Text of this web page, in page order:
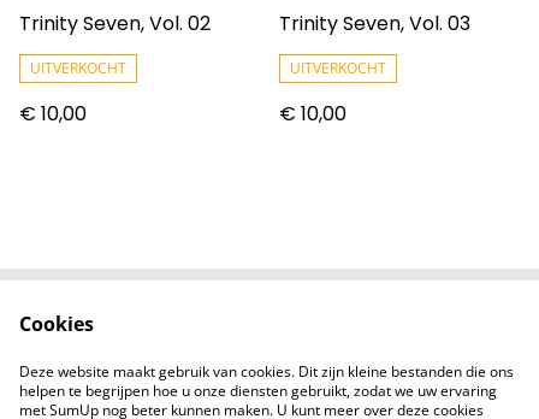
Trinity Seven, Vol. 02
UITVERKOCHT
€ 10,00
Trinity Seven, Vol. 03
UITVERKOCHT
€ 10,00
Privacybeleid
Cookiebeleid
Nieuwsberichten
Cookies
Deze website maakt gebruik van cookies. Dit zijn kleine bestanden die ons
helpen te begrijpen hoe u onze diensten gebruikt, zodat we uw ervaring
met SumUp nog beter kunnen maken. U kunt meer over deze cookies